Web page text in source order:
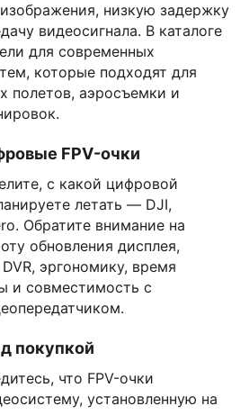
низкую задержку
видеосигнала. В каталоге
для современных
которые подходят для
полетов, аэросъемки и
FPV-очки
с какой цифровой
летать — DJI,
Обратите внимание на
обновления дисплея,
эргономику, время
и совместимость с
покупкой
что FPV-очки
установленную на